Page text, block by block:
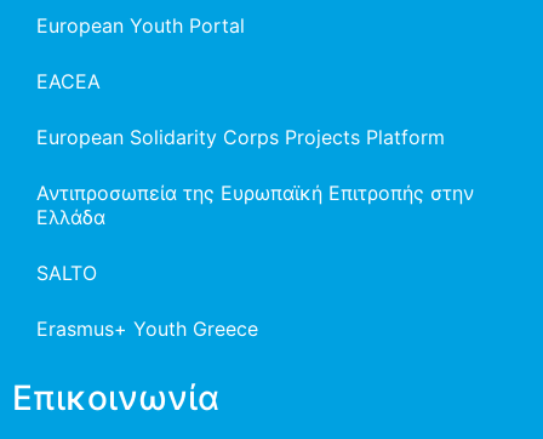
European Youth Portal
EACEA
European Solidarity Corps Projects Platform
Αντιπροσωπεία της Ευρωπαϊκή Επιτροπής στην
Ελλάδα
SALTO
Erasmus+ Youth Greece
Επικοινωνία